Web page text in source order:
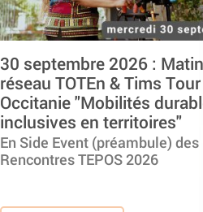
30 septembre 2026 :
réseau TOTEn & Tims Tour
Occitanie "Mobilités
inclusives en territoires"
En Side Event (préambule) des
Rencontres TEPOS 2026